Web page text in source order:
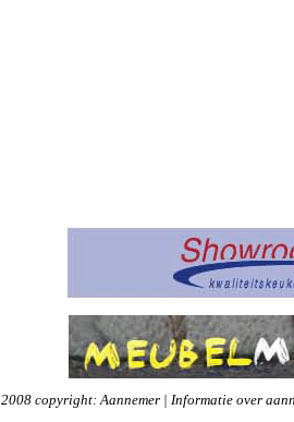
2008 copyright: Aannemer | Informatie over